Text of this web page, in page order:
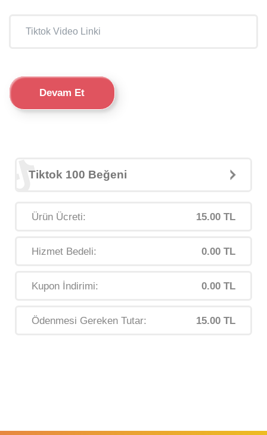
Tiktok 100 Beğeni
Ürün Ücreti: 15.00 TL
Hizmet Bedeli: 0.00 TL
Kupon İndirimi: 0.00 TL
Ödenmesi Gereken Tutar: 15.00 TL
Devam Et